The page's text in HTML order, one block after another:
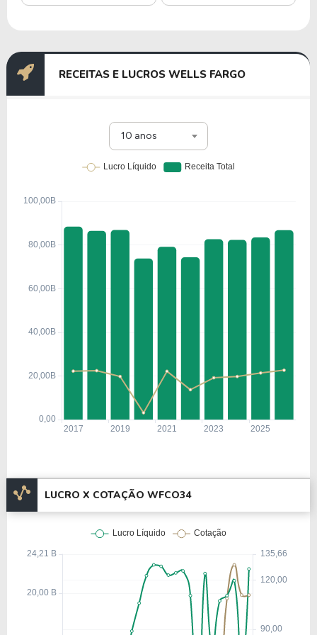
indivíduos, empresas e instituições.
WFCO34.
História e quando foi criada a Wells
Wells e William G. Fargo, que também foram os
fundadores da American Express. Inicialmente, a
para atender à crescente demanda da Corrida do
Em 1905, a Wells Fargo separou suas operações
exclusivamente no setor financeiro. Em 1918,
durante a Primeira Guerra Mundial, o governo dos
EUA assumiu o controle dos serviços expressos da
empresa como parte do esforço de guerra.
operações por meio de aquisições estratégicas e
crescimento orgânico. Algumas das aquisições mais
importantes incluem:
1988 – Compra do Barclays Bank da Califórnia,
fortalecendo sua presença no estado.
1996 – Aquisição do First Interstate Bancorp, uma
das maiores transações do setor bancário na época.
RECEITAS E LUCROS WELLS FARGO
10 anos
LUCRO X COTAÇÃO WFCO34